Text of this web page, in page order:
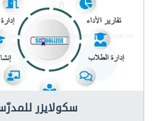
سكولايزر